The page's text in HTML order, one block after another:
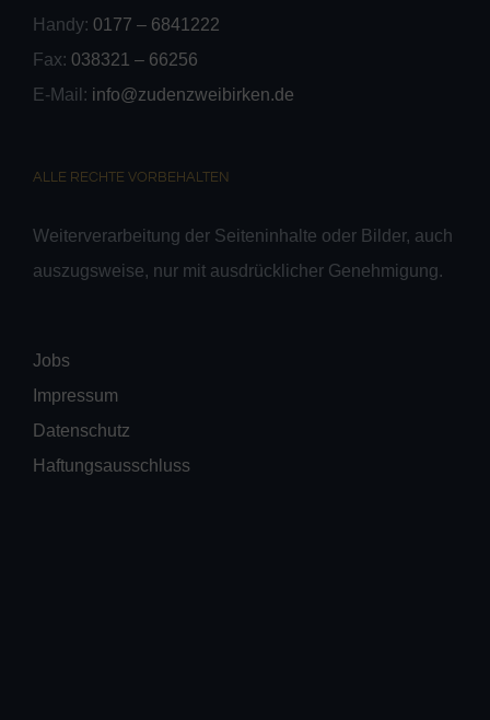
Handy: 0177 – 6841222
Fax: 038321 – 66256
E-Mail: info@zudenzweibirken.de
ALLE RECHTE VORBEHALTEN
Weiterverarbeitung der Seiteninhalte oder Bilder, auch
auszugsweise, nur mit ausdrücklicher Genehmigung.
Jobs
Impressum
Datenschutz
Haftungsausschluss